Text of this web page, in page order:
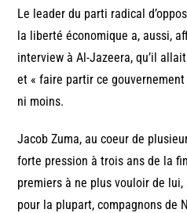
Le leader du parti radical
la liberté économique a, aussi,
interview à Al-Jazeera, qu’il
et « faire partir ce
ni moins.
Jacob Zuma, au coeur de
forte pression à trois ans de la
premiers à ne plus vouloir de lui,
pour la plupart, compagnons de